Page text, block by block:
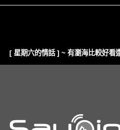
[ 星期六的情話 ] ~ 有瀏海比較好看